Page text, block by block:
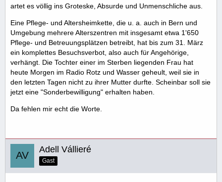
artet es völlig ins Groteske, Absurde und Unmenschliche aus.
Eine Pflege- und Altersheimkette, die u. a. auch in Bern und
Umgebung mehrere Alterszentren mit insgesamt etwa 1'650
Pflege- und Betreuungsplätzen betreibt, hat bis zum 31. März
ein komplettes Besuchsverbot, also auch für Angehörige,
verhängt. Die Tochter einer im Sterben liegenden Frau hat
heute Morgen im Radio Rotz und Wasser geheult, weil sie in
den letzten Tagen nicht zu ihrer Mutter durfte. Scheinbar soll sie
jetzt eine "Sonderbewilligung" erhalten haben.
Da fehlen mir echt die Worte.
Adell Vállieré
Gast